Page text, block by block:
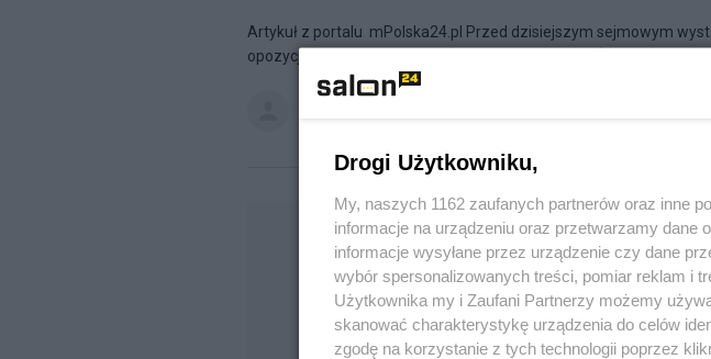
Artykuł z portalu mPolska24.pl Przed dzisiejszym sejmowym
opozycja Jarosława Kaczyńskiego naigrywała się. Śmiano się z
Drogi Użytkowniku,
My, naszych 1162 zaufanych partnerów oraz inne
informacje na urządzeniu oraz przetwarzamy dane
informacje wysyłane przez urządzenie czy dane
wybór spersonalizowanych treści, pomiar reklam i
Użytkownika my i Zaufani Partnerzy możemy
skanować charakterystykę urządzenia do celów
zgodę na korzystanie z tych technologii poprzez